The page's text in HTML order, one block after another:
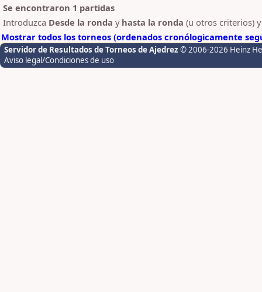
Se encontraron 1 partidas
Introduzca Desde la ronda y hasta la ronda (u otros criterios)
Mostrar todos los torneos (ordenados cronólogicamente
Servidor de Resultados de Torneos de Ajedrez © 2006-2026 Heinz
Aviso legal/Condiciones de uso